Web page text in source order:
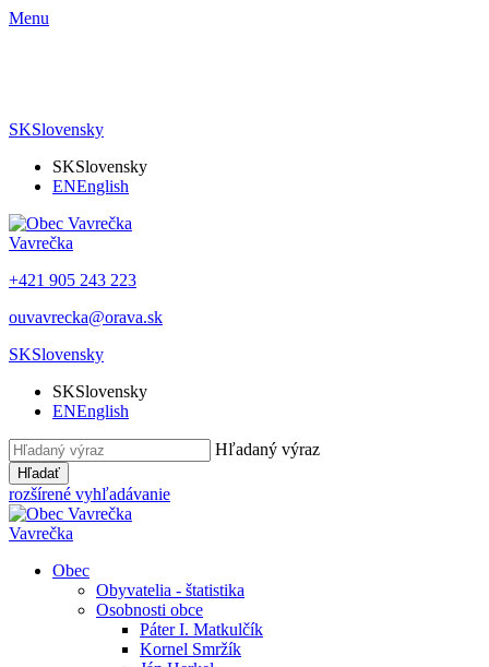
Menu
SKSlovensky
SKSlovensky
ENEnglish
Vavrečka
+421 905 243 223
ouvavrecka@orava.sk
SKSlovensky
SKSlovensky
ENEnglish
Hľadaný výraz
Hľadať
rozšírené vyhľadávanie
Vavrečka
Obec
Obyvatelia - štatistika
Osobnosti obce
Páter I. Matkulčík
Kornel Smržík